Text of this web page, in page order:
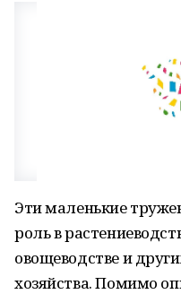
Эти маленькие
роль в
овощеводстве и
хозяйства. Помимо